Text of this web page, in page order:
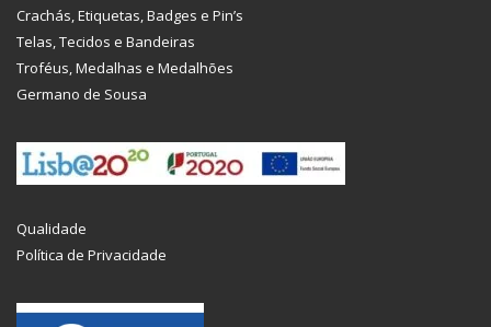
Crachás, Etiquetas, Badges e Pin’s
Telas, Tecidos e Bandeiras
Troféus, Medalhas e Medalhões
Germano de Sousa
Qualidade
Política de Privacidade